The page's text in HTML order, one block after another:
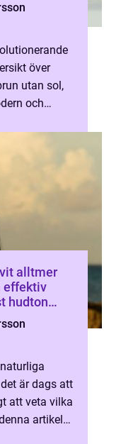
över
utan sol,
och
alltmer
effektiv
hudton
är dags att
att veta vilka
artikel